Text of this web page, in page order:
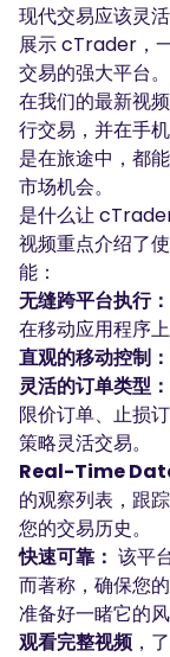
全球经济日历
市场休日时间
现代交易应该灵
展示 cTrader，
交易的强大平台。
在我们的最新视
行交易，并在手
是在旅途中，都
市场机会。
是什么让
视频重点介绍了
能：
无缝跨平台执行：
在移动应用程序
直观的移动控制：
灵活的订单类型：
限价订单、止损
策略灵活交易。
Real-Time
的观察列表，跟
您的交易历史。
快速可靠： 该平
而著称，确保您
准备好一睹它的
观看完整视频 ，